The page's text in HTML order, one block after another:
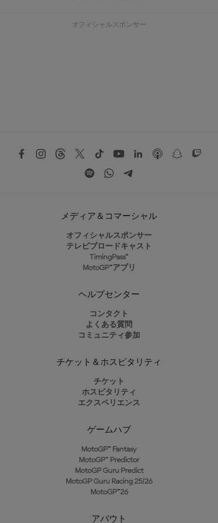
オフィシャルスポンサー
メディア＆コマーシャル
オフィシャルスポンサー
テレビブロードキャスト
TimingPass™
MotoGP™アプリ
ヘルプセンター
コンタクト
よくある質問
コミュニティ参加
チケット＆ホスピタリティ
チケット
ホスピタリティ
エクスペリエンス
ゲームハブ
MotoGP™ Fantasy
MotoGP™ Predictor
MotoGP Guru Predict
MotoGP Guru Racing 25/26
MotoGP™26
アバウト